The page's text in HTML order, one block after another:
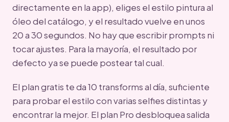
directamente en la app), eliges el estilo pintura al
óleo del catálogo, y el resultado vuelve en unos
20 a 30 segundos. No hay que escribir prompts ni
tocar ajustes. Para la mayoría, el resultado por
defecto ya se puede postear tal cual.
El plan gratis te da 10 transforms al día, suficiente
para probar el estilo con varias selfies distintas y
encontrar la mejor. El plan Pro desbloquea salida